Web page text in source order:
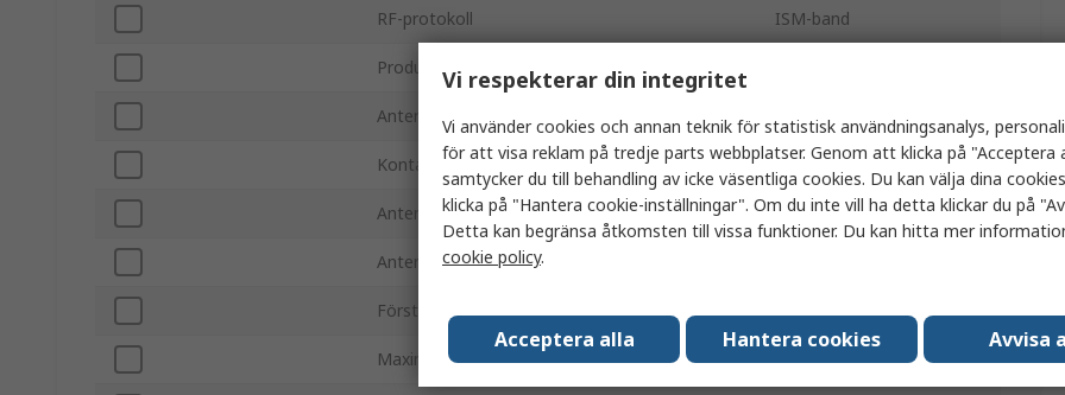
RF-protokoll ISM-band
Produkttyp
Antennens fysiska form 1/4 våg
Kontaktdonstyp BNC
Antennlängd 105mm
Antennmonteringstyp
Förstärkning 3dBi
Maximal frekvens 915MHz
Vi respekterar din integritet
Vi använder cookies och annan teknik för statistisk användningsanalys,
för att visa reklam på tredje parts webbplatser. Genom att klicka på "Acceptera
samtycker du till behandling av icke väsentliga cookies. Du kan välja dina
klicka på "Hantera cookie-inställningar". Om du inte vill ha detta klickar du på
Detta kan begränsa åtkomsten till vissa funktioner. Du kan hitta mer
cookie policy.
Acceptera alla Hantera cookies Avvisa